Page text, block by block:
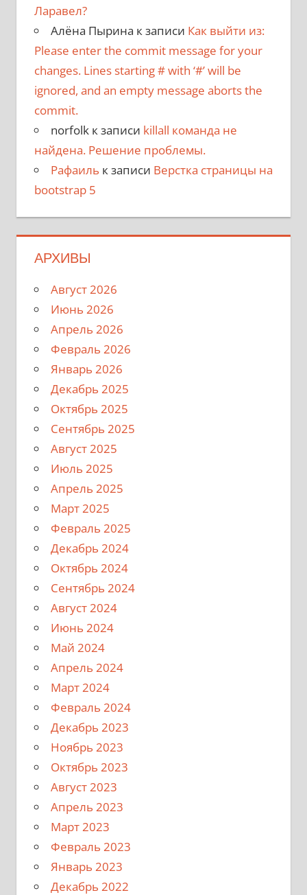
Ларавел?
Алёна Пырина к записи Как выйти из:
Please enter the commit message for your
changes. Lines starting # with ‘#’ will be
ignored, and an empty message aborts the
commit.
norfolkк записи killall команда не
найдена. Решение проблемы.
Рафаиль к записи Верстка страницы на
bootstrap 5
АРХИВЫ
Август 2026
Июнь 2026
Апрель 2026
Февраль 2026
Январь 2026
Декабрь 2025
Октябрь 2025
Сентябрь 2025
Август 2025
Июль 2025
Апрель 2025
Март 2025
Февраль 2025
Декабрь 2024
Октябрь 2024
Сентябрь 2024
Август 2024
Июнь 2024
Май 2024
Апрель 2024
Март 2024
Февраль 2024
Декабрь 2023
Ноябрь 2023
Октябрь 2023
Август 2023
Апрель 2023
Март 2023
Февраль 2023
Январь 2023
Декабрь 2022